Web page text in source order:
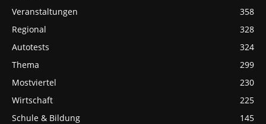
Veranstaltungen
358
Regional
328
Autotests
324
Thema
299
Mostviertel
230
Wirtschaft
225
Schule & Bildung
145